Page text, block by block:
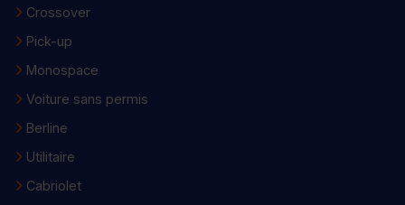
Crossover
Pick-up
Monospace
Voiture sans permis
Berline
Utilitaire
Cabriolet